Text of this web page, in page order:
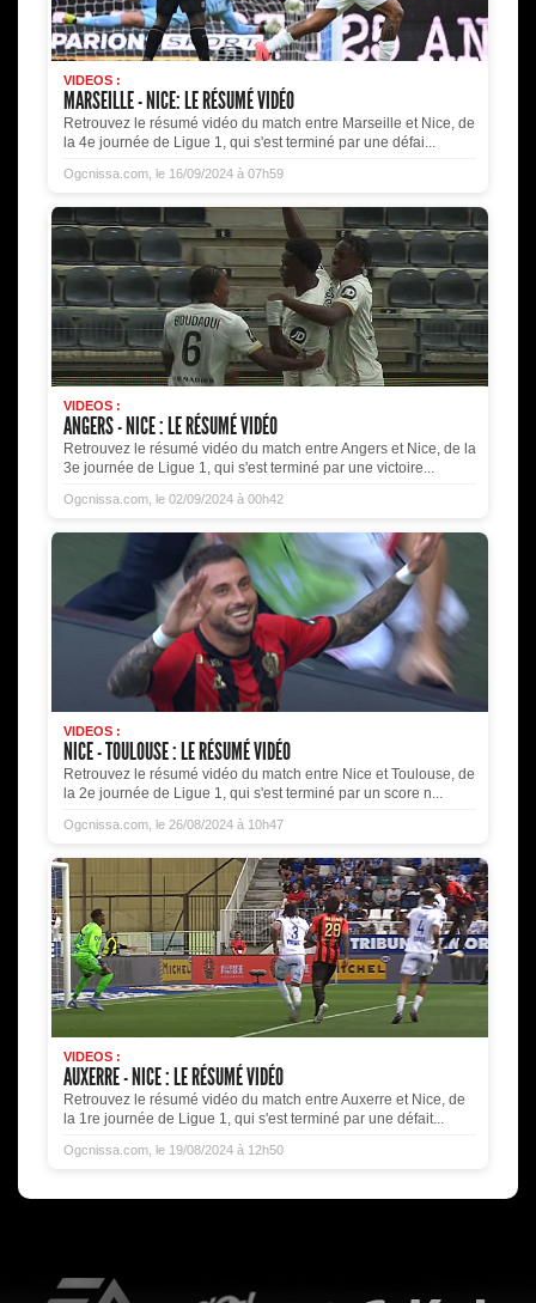
VIDEOS :
MARSEILLE - NICE: LE RÉSUMÉ VIDÉO
Retrouvez le résumé vidéo du match entre Marseille et Nice, de
la 4e journée de Ligue 1, qui s'est terminé par une défai...
Ogcnissa.com, le 16/09/2024 à 07h59
VIDEOS :
ANGERS - NICE : LE RÉSUMÉ VIDÉO
Retrouvez le résumé vidéo du match entre Angers et Nice, de la
3e journée de Ligue 1, qui s'est terminé par une victoire...
Ogcnissa.com, le 02/09/2024 à 00h42
VIDEOS :
NICE - TOULOUSE : LE RÉSUMÉ VIDÉO
Retrouvez le résumé vidéo du match entre Nice et Toulouse, de
la 2e journée de Ligue 1, qui s'est terminé par un score n...
Ogcnissa.com, le 26/08/2024 à 10h47
VIDEOS :
AUXERRE - NICE : LE RÉSUMÉ VIDÉO
Retrouvez le résumé vidéo du match entre Auxerre et Nice, de
la 1re journée de Ligue 1, qui s'est terminé par une défait...
Ogcnissa.com, le 19/08/2024 à 12h50
EA Sports